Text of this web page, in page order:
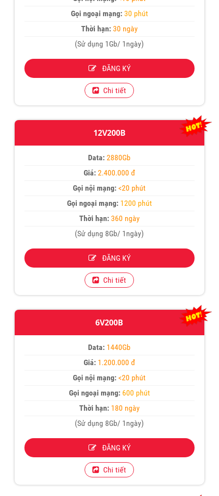
Gọi ngoại mạng: 30 phút
Thời hạn:30 ngày
(Sử dụng 1Gb/ 1ngày)
ĐĂNG KÝ
Chi tiết
12V200B
Data: 2880Gb
Giá:2.400.000 đ
Gọi nội mạng: <20 phút
Gọi ngoại mạng: 1200 phút
Thời hạn:360 ngày
(Sử dụng 8Gb/ 1ngày)
ĐĂNG KÝ
Chi tiết
6V200B
Data: 1440Gb
Giá: 1.200.000 đ
Gọi nội mạng: <20 phút
Gọi ngoại mạng: 600 phút
Thời hạn:180 ngày
(Sử dụng 8Gb/ 1ngày)
ĐĂNG KÝ
Chi tiết